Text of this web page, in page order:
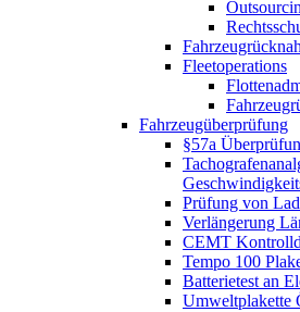
Fleetoperations
Fahrzeugüberprüfung
§57a
Prüfung von
Verlängerung
CEMT
Tempo 100
Batterietest an
Umweltplakette